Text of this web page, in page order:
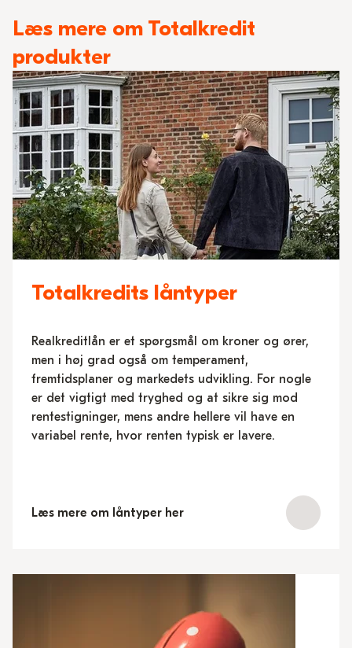
Læs mere om Totalkredit
produkter
Totalkredits låntyper
Realkreditlån er et spørgsmål om kroner og ører,
men i høj grad også om temperament,
fremtidsplaner og markedets udvikling. For nogle
er det vigtigt med tryghed og at sikre sig mod
rentestigninger, mens andre hellere vil have en
variabel rente, hvor renten typisk er lavere.
Læs mere om låntyper her